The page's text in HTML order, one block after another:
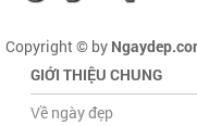
Copyright © by
GIỚI THIỆU CHUNG
Về ngày đẹp